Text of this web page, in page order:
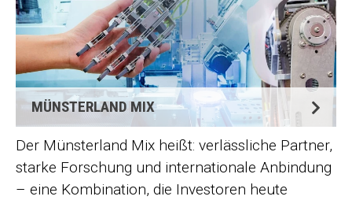
MÜNSTERLAND MIX
Der Münsterland Mix heißt: verlässliche Partner,
starke Forschung und internationale Anbindung
– eine Kombination, die Investoren heute